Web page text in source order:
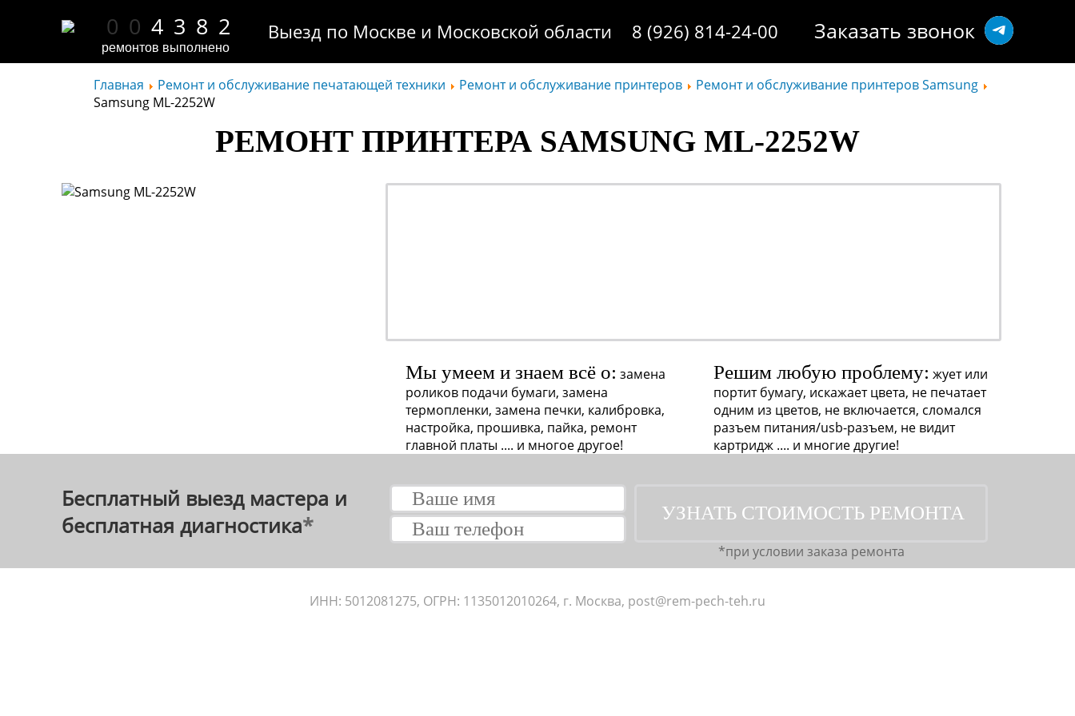
0 0 4 3 8 2
ремонтов выполнено
Выезд по Москве и Московской области 8 (926) 814-24-00 Заказать звонок
Главная Ремонт и обслуживание печатающей техники Ремонт и обслуживание принтеров
Ремонт и обслуживание принтеров Samsung
Samsung ML-2252W
РЕМОНТ ПРИНТЕРА SAMSUNG ML-2252W
Мы умеем и знаем всё о: замена
роликов подачи бумаги, замена
термопленки, замена печки, калибровка,
настройка, прошивка, пайка, ремонт
главной платы .... и многое другое!
Решим любую проблему: жует или
портит бумагу, искажает цвета, не печатает
одним из цветов, не включается, сломался
разъем питания/usb-разъем, не видит
картридж .... и многие другие!
Бесплатный выезд мастера и
бесплатная диагностика*
*при условии заказа ремонта
ИНН: 5012081275, ОГРН: 1135012010264, г. Москва, post@rem-pech-teh.ru